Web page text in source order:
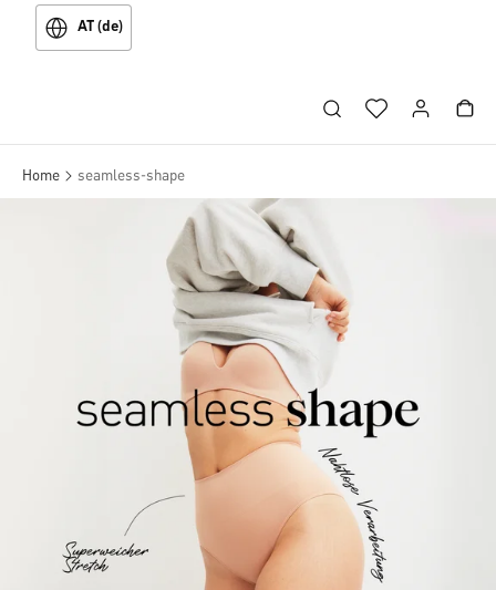
AT (de)
Home seamless-shape